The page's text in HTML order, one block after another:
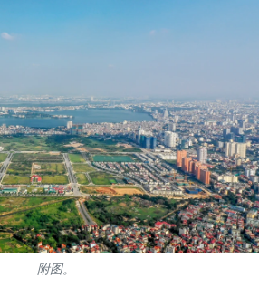
旅游
友谊桥梁
史海
多功能媒体
附图。